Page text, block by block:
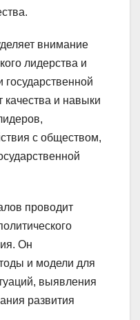
внимание
лидерства и
качества и навыки
с обществом,
проводит
Он
и модели для
выявления
развития